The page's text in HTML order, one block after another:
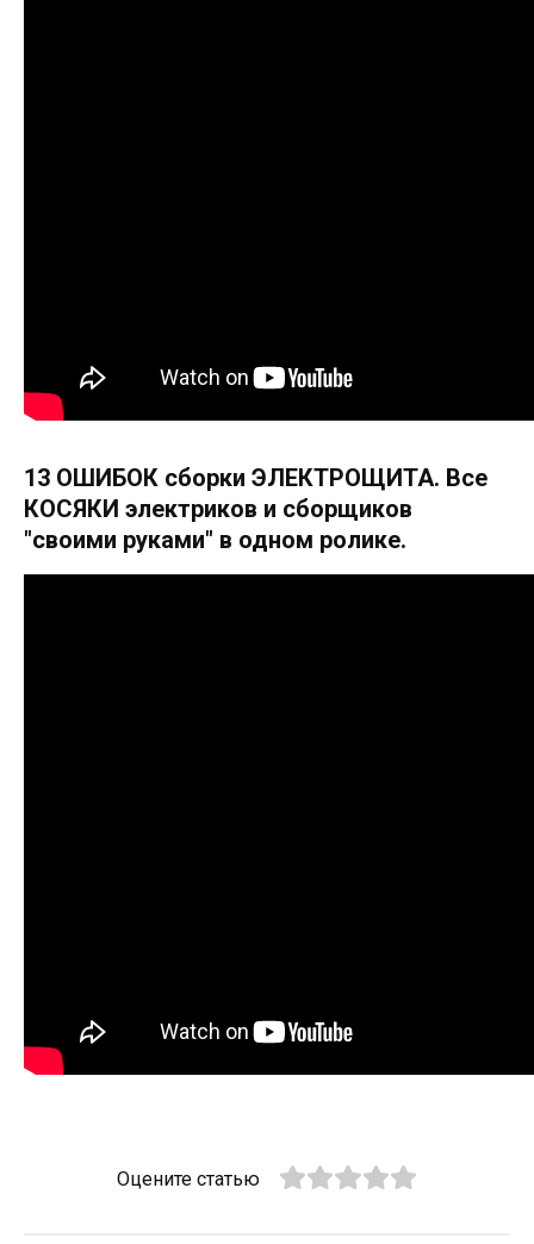
13 ОШИБОК сборки ЭЛЕКТРОЩИТА. Все
КОСЯКИ электриков и сборщиков
"своими руками" в одном ролике.
Оцените статью